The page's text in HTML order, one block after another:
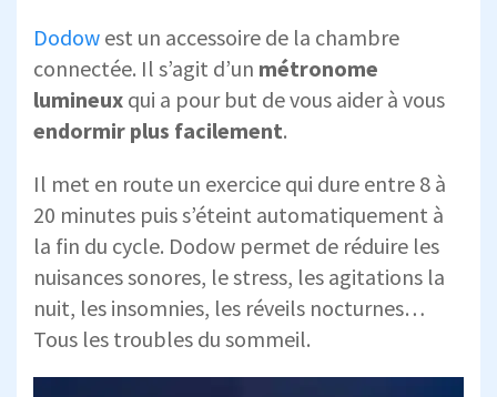
Dodow est un accessoire de la chambre
connectée. Il s’agit d’un métronome
lumineux qui a pour but de vous aider à vous
endormir plus facilement.
Il met en route un exercice qui dure entre 8 à
20 minutes puis s’éteint automatiquement à
la fin du cycle. Dodow permet de réduire les
nuisances sonores, le stress, les agitations la
nuit, les insomnies, les réveils nocturnes…
Tous les troubles du sommeil.